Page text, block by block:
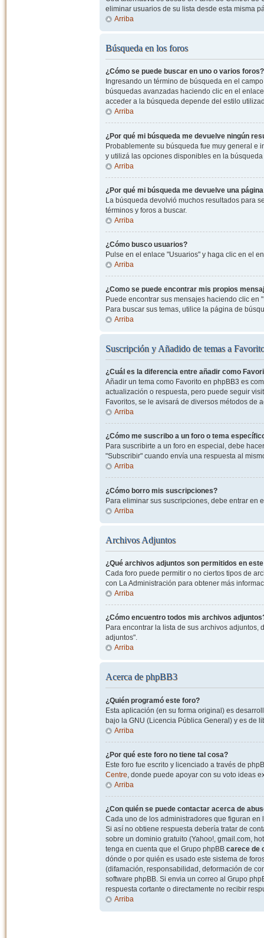
eliminar usuarios de su lista desde esta misma
Arriba
Búsqueda en los foros
¿Cómo se puede buscar en uno o varios foros?
Ingresando un término de búsqueda en el
búsquedas avanzadas haciendo clic en el
acceder a la búsqueda depende del estilo
Arriba
¿Por qué mi búsqueda me devuelve ningún
Probablemente su búsqueda fue muy general e
y utilizá las opciones disponibles en la
Arriba
¿Por qué mi búsqueda me devuelve una
La búsqueda devolvió muchos resultados para
términos y foros a buscar.
Arriba
¿Cómo busco usuarios?
Pulse en el enlace "Usuarios" y haga clic en el
Arriba
¿Como se puede encontrar mis propios
Puede encontrar sus mensajes haciendo clic en
Para buscar sus temas, utilice la página de
Arriba
Suscripción y Añadido de temas a
¿Cuál es la diferencia entre añadir como
Añadir un tema como Favorito en phpBB3 es
actualización o respuesta, pero puede seguir
Favoritos, se le avisará de diversos métodos de
Arriba
¿Cómo me suscribo a un foro o tema
Para suscribirte a un foro en especial, debe
"Subscribir" cuando envía una respuesta al
Arriba
¿Cómo borro mis suscripciones?
Para eliminar sus suscripciones, debe entrar en
Arriba
Archivos Adjuntos
¿Qué archivos adjuntos son permitidos en
Cada foro puede permitir o no ciertos tipos de
con La Administración para obtener más
Arriba
¿Cómo encuentro todos mis archivos
Para encontrar la lista de sus archivos
adjuntos".
Arriba
Acerca de phpBB3
¿Quién programó este foro?
Esta aplicación (en su forma original) es
bajo la GNU (Licencia Pública General) y es de
Arriba
¿Por qué este foro no tiene tal cosa?
Este foro fue escrito y licenciado a través de
Centre, donde puede apoyar con su voto ideas
Arriba
¿Con quién se puede contactar acerca de
Cada uno de los administradores que figuran
Si así no obtiene respuesta debería tratar de
sobre un dominio gratuito (Yahoo!, gmail.com,
tenga en cuenta que el Grupo phpBB carece de
dónde o por quién es usado este sistema de
(difamación, responsabilidad, deformación de
software phpBB. Si envia un correo al Grupo
respuesta cortante o directamente no recibir
Arriba